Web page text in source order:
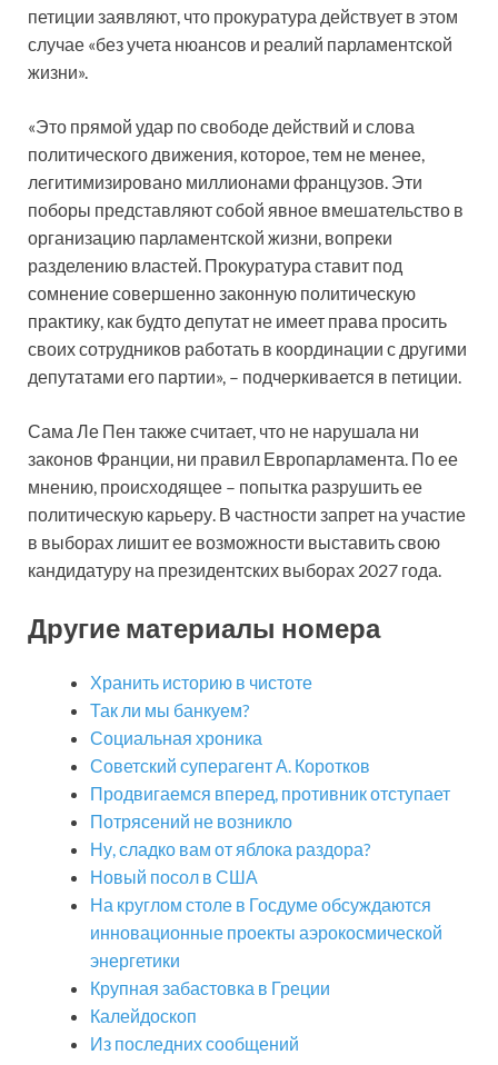
петиции заявляют, что прокуратура действует в этом
случае «без учета нюансов и реалий парламентской
жизни».
«Это прямой удар по свободе действий и слова
политического движения, которое, тем не менее,
легитимизировано миллионами французов. Эти
поборы представляют собой явное вмешательство в
организацию парламентской жизни, вопреки
разделению властей. Прокуратура ставит под
сомнение совершенно законную политическую
практику, как будто депутат не имеет права просить
своих сотрудников работать в координации с другими
депутатами его партии», – подчеркивается в петиции.
Сама Ле Пен также считает, что не нарушала ни
законов Франции, ни правил Европарламента. По ее
мнению, происходящее – попытка разрушить ее
политическую карьеру. В частности запрет на участие
в выборах лишит ее возможности выставить свою
кандидатуру на президентских выборах 2027 года.
Другие материалы номера
Хранить историю в чистоте
Так ли мы банкуем?
Социальная хроника
Советский суперагент А. Коротков
Продвигаемся вперед, противник отступает
Потрясений не возникло
Ну, сладко вам от яблока раздора?
Новый посол в США
На круглом столе в Госдуме обсуждаются
инновационные проекты аэрокосмической
энергетики
Крупная забастовка в Греции
Калейдоскоп
Из последних сообщений